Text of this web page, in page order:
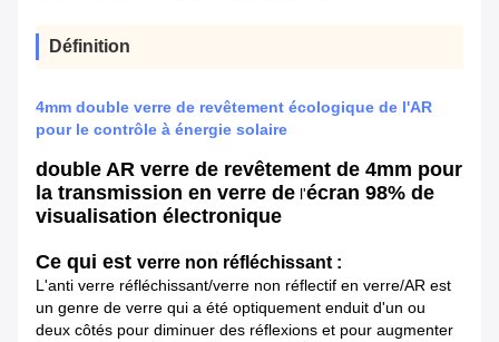
Définition
4mm double verre de revêtement écologique de l'AR
pour le contrôle à énergie solaire
double AR verre de revêtement de 4mm pour
la transmission en verre de l'écran 98% de
visualisation électronique
Ce qui est verre non réfléchissant :
L'anti verre réfléchissant/verre non réflectif en verre/AR est
un genre de verre qui a été optiquement enduit d'un ou
deux côtés pour diminuer des réflexions et pour augmenter